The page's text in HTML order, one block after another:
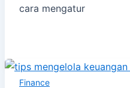
cara mengatur
Finance